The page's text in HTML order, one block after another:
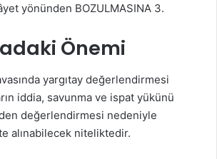
yönünden BOZULMASINA 3.
Önemi
yargıtay değerlendirmesi
iddia, savunma ve ispat yükünü
değerlendirmesi nedeniyle
alınabilecek niteliktedir.